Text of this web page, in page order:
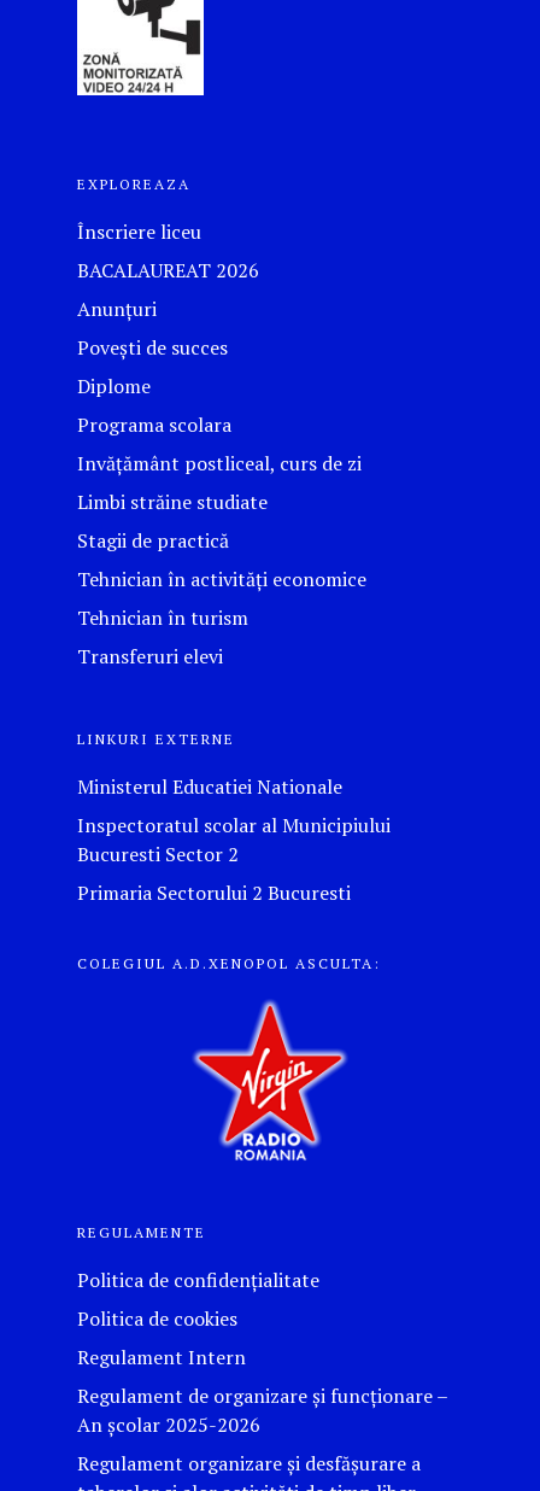
EXPLOREAZA
Înscriere liceu
BACALAUREAT 2026
Anunțuri
Povești de succes
Diplome
Programa scolara
Invățământ postliceal, curs de zi
Limbi străine studiate
Stagii de practică
Tehnician în activități economice
Tehnician în turism
Transferuri elevi
LINKURI EXTERNE
Ministerul Educatiei Nationale
Inspectoratul scolar al Municipiului
Bucuresti Sector 2
Primaria Sectorului 2 Bucuresti
COLEGIUL A.D.XENOPOL ASCULTA:
REGULAMENTE
Politica de confidențialitate
Politica de cookies
Regulament Intern
Regulament de organizare și funcționare –
An școlar 2025-2026
Regulament organizare și desfășurare a